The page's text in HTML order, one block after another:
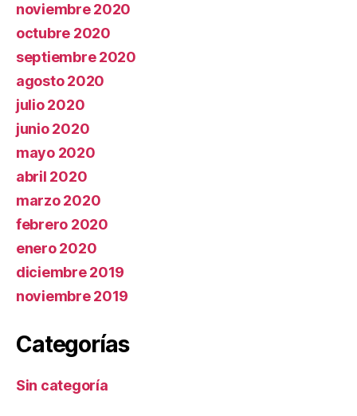
noviembre 2020
octubre 2020
septiembre 2020
agosto 2020
julio 2020
junio 2020
mayo 2020
abril 2020
marzo 2020
febrero 2020
enero 2020
diciembre 2019
noviembre 2019
Categorías
Sin categoría